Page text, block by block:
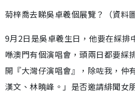
菊梓喬去睇吳卓羲個展覽？（資料圖
9月2日是吳卓羲生日，他要在綵排
喺澳門有個演唱會，頭兩日都要綵
開『大灣仔演唱會』，除咗我，仲
漢文、林曉峰。」是否邀請緋聞女